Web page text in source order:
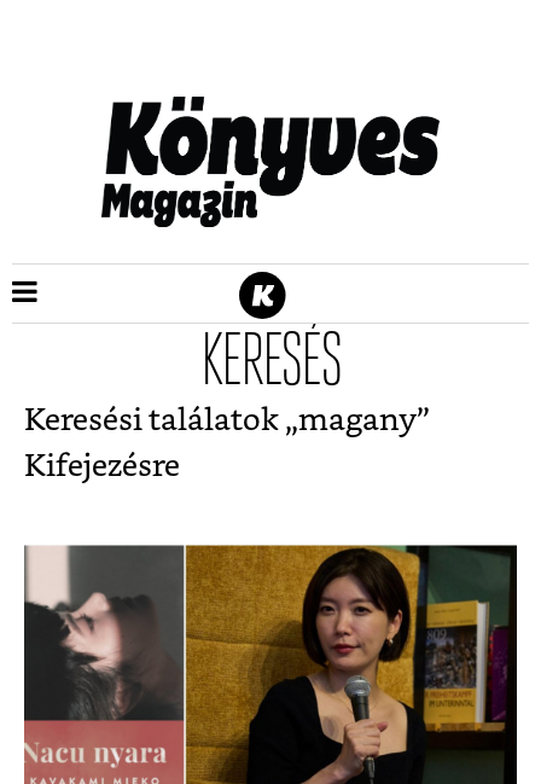
KERESÉS
Keresési találatok „magany”
Kifejezésre